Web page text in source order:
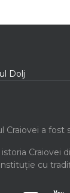
Craiovei a fost
Craiovei
cu